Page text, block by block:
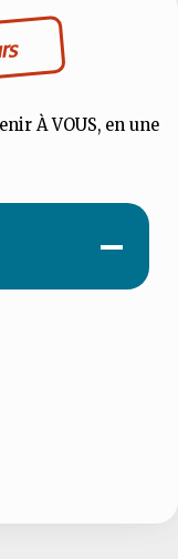
À VOUS, en une
-